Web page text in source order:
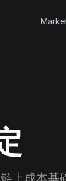
上成本